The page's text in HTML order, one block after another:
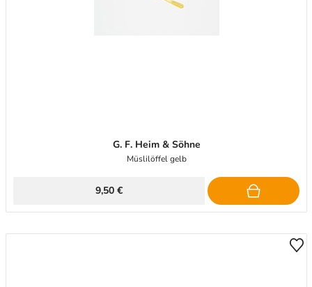
G. F. Heim & Söhne
Müslilöffel gelb
9,50 €